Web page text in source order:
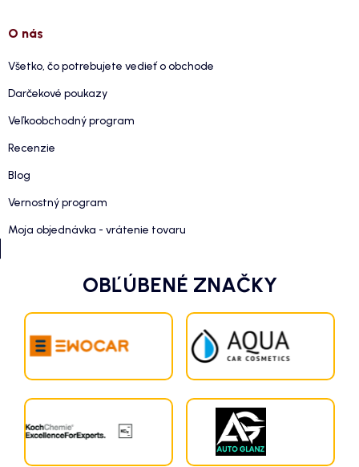
O nás
Všetko, čo potrebujete vedieť o obchode
Darčekové poukazy
Veľkoobchodný program
Recenzie
Blog
Vernostný program
Moja objednávka - vrátenie tovaru
OBĽÚBENÉ ZNAČKY